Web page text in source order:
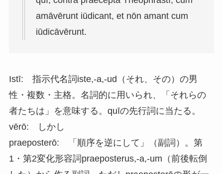
amāvērunt iūdicant, et nōn amant cum
iūdicāvērunt.
Istī: 指示代名詞iste,-a,-ud（それ、その）の男
性・複数・主格。名詞的に用いられ、「それらの
者たちは」を意味する。quīの先行詞に当たる。
vērō: しかし
praeposterō: 「順序を逆にして」（副詞）。第
1・第2変化形容詞praeposterus,-a,-um（前後転倒